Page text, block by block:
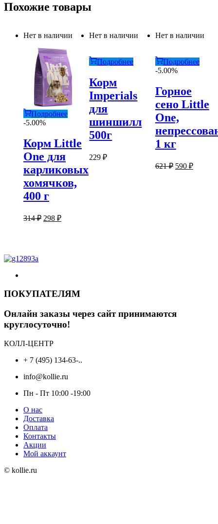
Похожие товары
Нет в наличии
Подробнее
-5.00%
Корм Little
One для
карликовых
хомячков,
400 г
314₽ Первоначальная
298 ₽Текущая
Нет в наличии
Подробнее
Корм
Imperials
для
шиншилл
500г
229₽
Нет в наличии
Подробнее
-5.00%
Горное
сено Little
One,
1 кг
621₽ 590 ₽
ПОКУПАТЕЛЯМ
Онлайн заказы через сайт принимаются
круглосуточно!
КОЛЛ-ЦЕНТР
+ 7 (495) 134-63-..
info@kollie.ru
Пн - Пт 10:00 -19:00
О нас
Доставка
Оплата
Контакты
Акции
Мой аккаунт
© kollie.ru